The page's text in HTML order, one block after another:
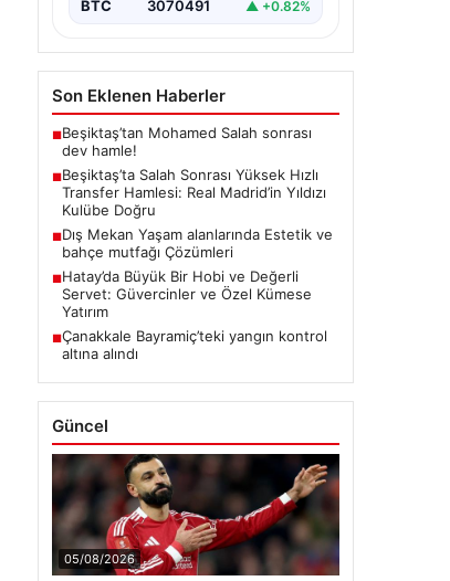
BTC 3070491 ▲ +0.82%
Son Eklenen Haberler
■Beşiktaş’tan Mohamed Salah sonrası
dev hamle!
■Beşiktaş’ta Salah Sonrası Yüksek Hızlı
Transfer Hamlesi: Real Madrid’in Yıldızı
Kulübe Doğru
■Dış Mekan Yaşam alanlarında Estetik ve
bahçe mutfağı Çözümleri
■Hatay’da Büyük Bir Hobi ve Değerli
Servet: Güvercinler ve Özel Kümese
Yatırım
■Çanakkale Bayramiç’teki yangın kontrol
altına alındı
Güncel
05/08/2026